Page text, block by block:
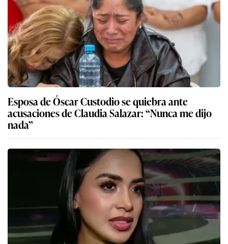
Esposa de Óscar Custodio se quiebra ante
acusaciones de Claudia Salazar: “Nunca me dijo
nada”